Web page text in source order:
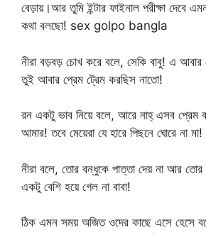
বেড়ায়।আর তুমি ইন্টার ফাইনাল পরীক্ষা দেবে
কথা বলছো! sex golpo bangla
নীরা বড়বড় চোখ করে বলে, সেকি বাবু! এ
তুই আবার প্রেম ট্রেম করছিস নাতো!
রন একটু ভাব নিয়ে বলে, আরে নাহ্ এসব প্রেম
আমার! তবে মেয়েরা যে হারে পিছনে ঘোরে না
নীরা বলে, তোর বন্ধুকে পাত্তা দেয় না আর তোর
একটু বেশি হয়ে গেল না বাবা!
ঠিক এমন সময় অজিত ওদের কাছে এসে হেসে